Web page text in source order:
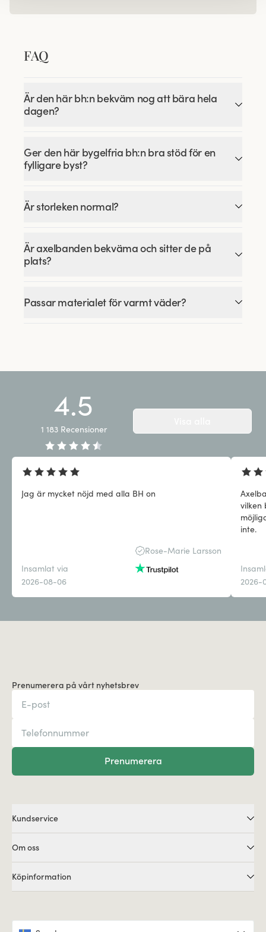
FAQ
Är den här bh:n bekväm nog att bära hela
dagen?
Ger den här bygelfria bh:n bra stöd för en
fylligare byst?
Är storleken normal?
Är axelbanden bekväma och sitter de på
plats?
Passar materialet för varmt väder?
4.5
1 183 Recensioner
Jag är mycket nöjd med alla BH on
Rose-Marie Larsson
Insamlat via
2026-08-06
vilken
inte.
2026-
Prenumerera på vårt nyhetsbrev
Prenumerera
Kundservice
Om oss
Köpinformation